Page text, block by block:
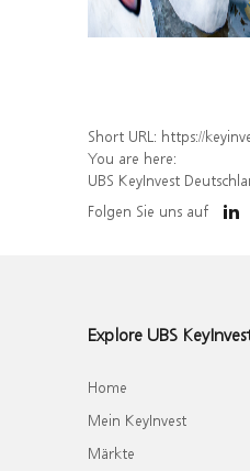
Short URL: https://keyinvest-
You are here:
UBS KeyInvest
Folgen Sie uns auf
Explore UBS
Home
Mein KeyInvest
Märkte